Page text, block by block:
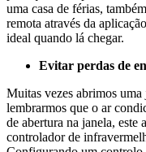
uma casa de férias,
remota através da
ideal quando lá chegar.
Evitar perdas de
Muitas vezes abrimos uma
lembrarmos que o ar
de abertura na janela, este
controlador de